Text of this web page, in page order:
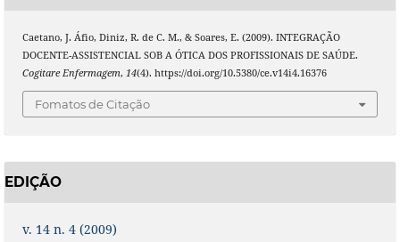
Caetano, J. Áfio, Diniz, R. de C. M., & Soares, E. (2009). INTEGRAÇÃO
DOCENTE-ASSISTENCIAL SOB A ÓTICA DOS PROFISSIONAIS DE SAÚDE.
Cogitare Enfermagem, 14(4). https://doi.org/10.5380/ce.v14i4.16376
Fomatos de Citação
EDIÇÃO
v. 14 n. 4 (2009)